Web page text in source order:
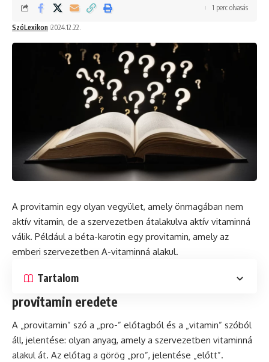
SzóLexikon 2024.12.22.
1 perc olvasás
A provitamin egy olyan vegyület, amely önmagában nem
aktív vitamin, de a szervezetben átalakulva aktív vitaminná
válik. Például a béta-karotin egy provitamin, amely az
emberi szervezetben A-vitaminná alakul.
Tartalom
provitamin eredete
A „provitamin” szó a „pro-” előtagból és a „vitamin” szóból
áll, jelentése: olyan anyag, amely a szervezetben vitaminná
alakul át. Az előtag a görög „pro”, jelentése „előtt”.